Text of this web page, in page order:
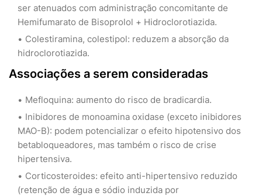
ser atenuados com administração concomitante de
Hemifumarato de Bisoprolol + Hidroclorotiazida.
Colestiramina, colestipol: reduzem a absorção da
hidroclorotiazida.
Associações a serem consideradas
Mefloquina: aumento do risco de bradicardia.
Inibidores de monoamina oxidase (exceto inibidores
MAO-B): podem potencializar o efeito hipotensivo dos
betabloqueadores, mas também o risco de crise
hipertensiva.
Corticosteroides: efeito anti-hipertensivo reduzido
(retenção de água e sódio induzida por